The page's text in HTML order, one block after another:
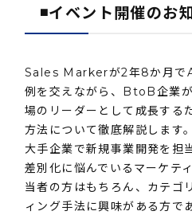
◾️イベント開催のお
Sales Markerが2年8か月で
例を交えながら、BtoB企業
場のリーダーとして成長する
方法について徹底解説します。
大手企業で新規事業開発を担
差別化に悩んでいるマーケテ
当者の方はもちろん、カテゴ
ィング手法に興味がある方で